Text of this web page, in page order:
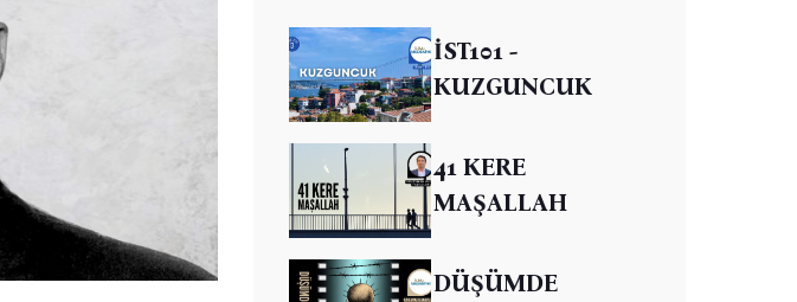
İST101 -
KUZGUNCUK
41 KERE
MAŞALLAH
DÜŞÜMDE